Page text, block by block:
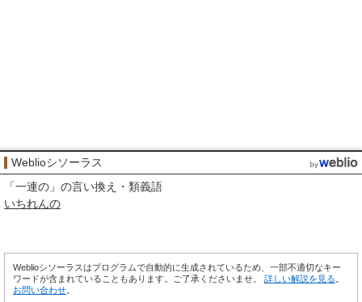
Weblioシソーラス
「一連の 」の言い換え・類義語
いちれんの
Weblioシソーラスはプログラムで自動的に生成されているため、一部不適切なキー
ワードが含まれていることもあります。ご了承くださいませ。 詳しい解説を見る。
お問い合わせ。